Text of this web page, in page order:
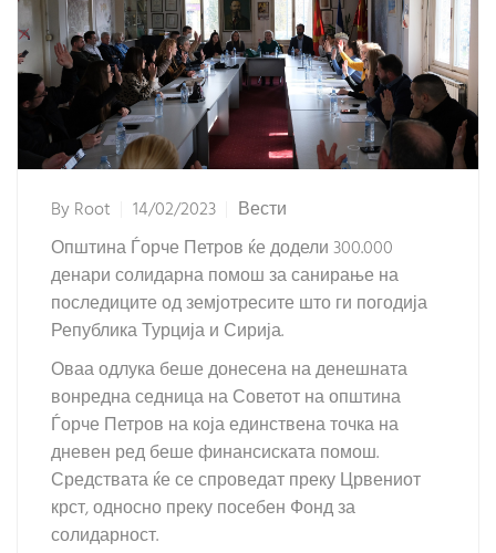
ByRoot 14/02/2023
Вести
Општина Ѓорче Петров ќе додели 300.000
денари солидарна помош за санирање на
последиците од земјотресите што ги погодија
Република Турција и Сирија.
Оваа одлука беше донесена на денешната
вонредна седница на Советот на општина
Ѓорче Петров на која единствена точка на
дневен ред беше финансиската помош.
Средствата ќе се спроведат преку Црвениот
крст, односно преку посебен Фонд за
солидарност.